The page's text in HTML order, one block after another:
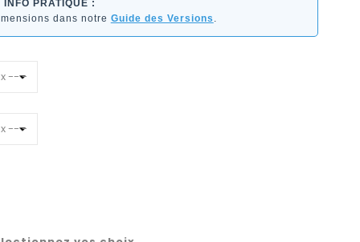
INFO PRATIQUE :
dans notre Guide des Versions